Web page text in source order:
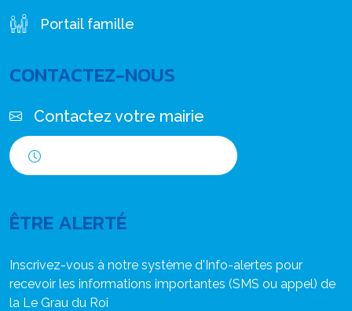
Portail famille
CONTACTEZ-NOUS
Contactez votre mairie
ÊTRE ALERTÉ
Inscrivez-vous à notre système d'Info-alertes pour
recevoir les informations importantes (SMS ou appel) de
la Le Grau du Roi